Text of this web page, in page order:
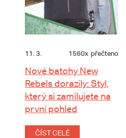
11. 3. 1560x přečteno
Nové batohy New
Rebels dorazily: Styl,
který si zamilujete na
první pohled
ČÍST CELÉ